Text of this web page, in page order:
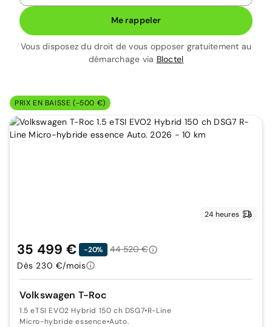
Me rappeler
Vous disposez du droit de vous opposer gratuitement au
démarchage via Bloctel
PRIX EN BAISSE (-500 €)
24 heures
Volkswagen T-Roc
1.5 eTSI EVO2 Hybrid 150 ch DSG7•R-Line
Micro-hybride essence•Auto.
35 499 € -20%
44 520 €
Dès 230 €/mois